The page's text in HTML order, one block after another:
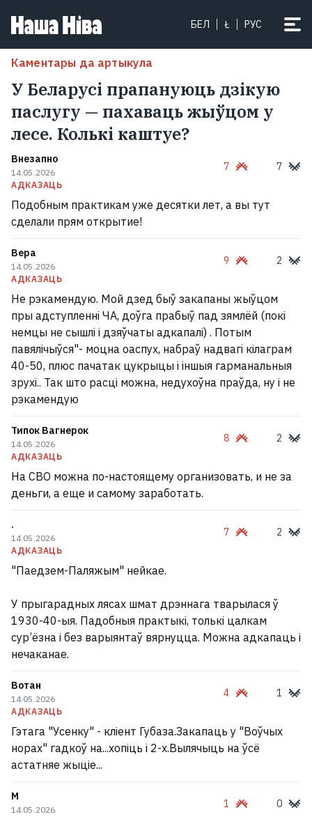
БЕЛ Ł РУС
Каментары да артыкула
У Беларусі прапануюць дзікую
паслугу — пахаваць жыўцом у
лесе. Колькі каштуе?
Внезапно
14.05.2026
АДКАЗАЦЬ
7 7
Подобным практикам уже десятки лет, а вы тут
сделали прям открытие!
Вера
14.05.2026
АДКАЗАЦЬ
9 2
Не рэкамендую. Мой дзед быў закапаны жыўцом
пры адступленні ЧА, доўга прабыў пад зямлёй (покі
немцы не сышлі і дзяўчаты адкапалі) . Потым
павялічыўся"- моцна оаспух, набраў надвагі кілаграм
40-50, плюс пачатак цукрыцы і іншыя гарманальныя
зрухі.. Так што расці можна, недухоўна праўда, ну і не
рэкамендую
Типок Вагнерок
14.05.2026
АДКАЗАЦЬ
8 2
На СВО можна по-настоящему организовать, и не за
деньги, а еще и самому заработать.
.
14.05.2026
АДКАЗАЦЬ
7 2
"Паедзем-Паляжым" нейкае.
У прыгарадных лясах шмат дрэннага тварылася ў
1930-40-ыя. Падобныя практыкі, толькі цалкам
сур’ёзна і без варыянтаў вярнуцца. Можна адкапаць і
нечаканае.
Вотан
14.05.2026
АДКАЗАЦЬ
4 1
Гэтага "Усенку" - кліент Губаза.Закапаць у "Воўчых
норах" гадкоў на...хопіць і 2-х.Вылячыць на ўсё
астатняе жыціе...
М
14.05.2026
1 0